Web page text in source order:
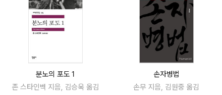
분노의 포도 1
존 스타인벡 지음, 김승욱 옮김
손자병법
손무 지음, 김원중 옮김